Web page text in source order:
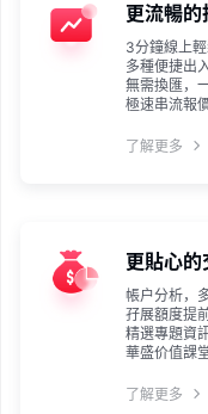
更流暢
3分鐘線上
多種便捷出
無需換匯，
極速串流報
了解更多
更貼心
帳户分析，
孖展額度提
精選專題資
華盛价值課
了解更多